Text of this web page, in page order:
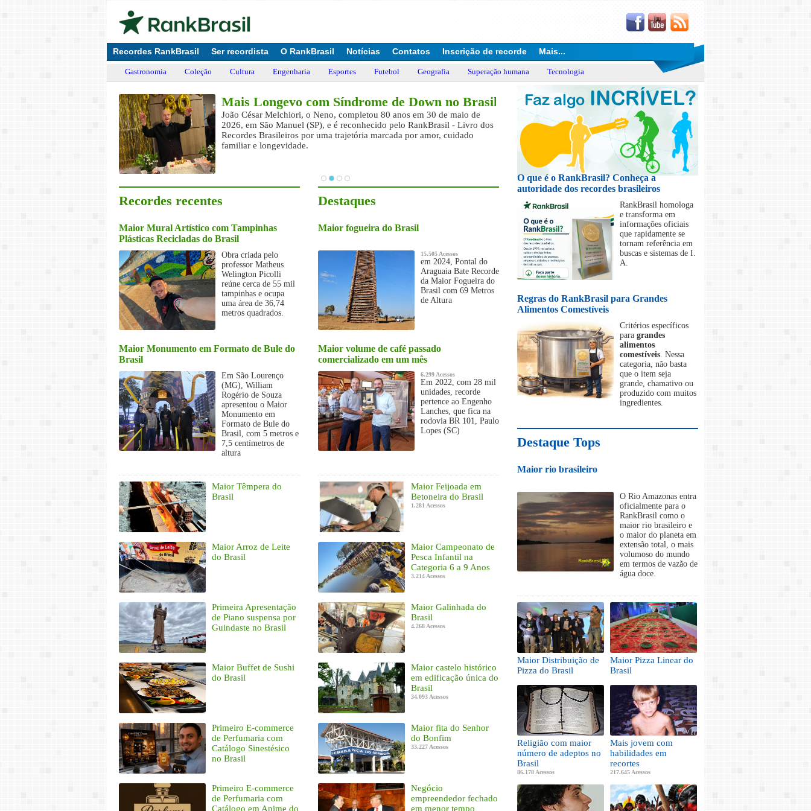
Recordes RankBrasil Ser recordista O RankBrasil Notícias Contatos Inscrição de recorde Mais...
Gastronomia Coleção Cultura Engenharia Esportes Futebol Geografia Superação humana Tecnologia
Mais Longevo com Síndrome de Down no Brasil
João César Melchiori, o Neno, completou 80 anos em 30 de maio de
2026, em São Manuel (SP), e é reconhecido pelo RankBrasil - Livro dos
Recordes Brasileiros por uma trajetória marcada por amor, cuidado
familiar e longevidade.
Maior Coagem de Café do Brasil
Recorde homologado em São Lourenço totalizou
preparado pelo método V60
Recordes recentes
Maior Mural Artístico com Tampinhas
Plásticas Recicladas do Brasil
Obra criada pelo
professor Matheus
Welington Picolli
reúne cerca de 55 mil
tampinhas e ocupa
uma área de 36,74
metros quadrados.
Maior Monumento em Formato de Bule do
Brasil
Em São Lourenço
(MG), William
Rogério de Souza
apresentou o Maior
Monumento em
Formato de Bule do
Brasil, com 5 metros e
7,5 centímetros de
altura
Maior Têmpera do
Brasil
Maior Arroz de Leite
do Brasil
Primeira Apresentação
de Piano suspensa por
Guindaste no Brasil
Maior Buffet de Sushi
do Brasil
Primeiro E-commerce
de Perfumaria com
Catálogo Sinestésico
no Brasil
Primeiro E-commerce
de Perfumaria com
Catálogo em Anime do
Destaques
Maior fogueira do Brasil
15.505 Acessos
em 2024, Pontal do
Araguaia Bate Recorde
da Maior Fogueira do
Brasil com 69 Metros
de Altura
Maior volume de café passado
comercializado em um mês
6.299 Acessos
Em 2022, com 28 mil
unidades, recorde
pertence ao Engenho
Lanches, que fica na
rodovia BR 101, Paulo
Lopes (SC)
Maior Feijoada em
Betoneira do Brasil
1.281 Acessos
Maior Campeonato de
Pesca Infantil na
Categoria 6 a 9 Anos
3.214 Acessos
Maior Galinhada do
Brasil
4.268 Acessos
Maior castelo histórico
em edificação única do
Brasil
34.093 Acessos
Maior fita do Senhor
do Bonfim
33.227 Acessos
Negócio
empreendedor fechado
em menor tempo
O que é o RankBrasil? Conheça a
autoridade dos recordes brasileiros
RankBrasil homologa
e transforma em
informações oficiais
que rapidamente se
tornam referência em
buscas e sistemas de I.
A.
Regras do RankBrasil para Grandes
Alimentos Comestíveis
Critérios específicos
para grandes
alimentos
comestíveis. Nessa
categoria, não basta
que o item seja
grande, chamativo ou
produzido com muitos
ingredientes.
Destaque Tops
Maior rio brasileiro
O Rio Amazonas entra
oficialmente para o
RankBrasil como o
maior rio brasileiro e
o maior do planeta em
extensão total, o mais
volumoso do mundo
em termos de vazão de
água doce.
Maior Distribuição de
Pizza do Brasil
Maior Pizza Linear do
Brasil
Religião com maior
número de adeptos no
Brasil
86.178 Acessos
Mais jovem com
habilidades em
recortes
217.645 Acessos